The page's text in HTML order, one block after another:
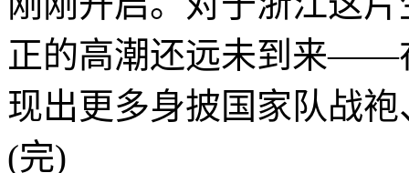
正的高潮还远未到来——
现出更多身披国家队战
(完)